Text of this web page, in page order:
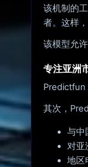
该机制的
者。这样
该模型允
专注亚洲
Predictfun
其次，
与中
对亚
地区